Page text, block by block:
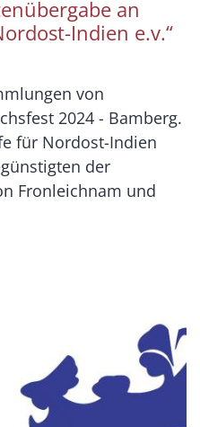
an
Indien e.v.“
von
2024 - Bamberg.
für Nordost-Indien
der
Fronleichnam und